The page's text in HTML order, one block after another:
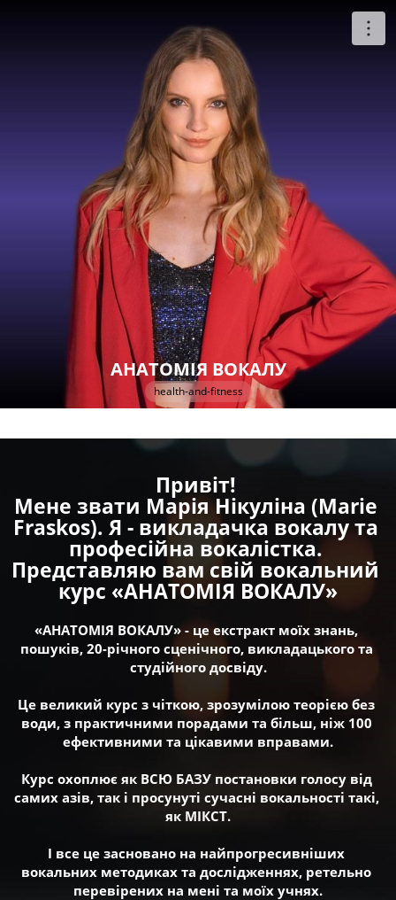
АНАТОМІЯ ВОКАЛУ
health-and-fitness
Привіт!
﻿Мене звати Марія Нікуліна (Marie
Fraskos). Я - викладачка вокалу та
професійна вокалістка.
Представляю вам свій вокальний
курс «АНАТОМІЯ ВОКАЛУ»
«АНАТОМІЯ ВОКАЛУ» - це екстракт моїх знань,
пошуків, 20-річного сценічного, викладацького та
студійного досвіду.
Це великий курс з чіткою, зрозумілою теорією без
води, з практичними порадами та більш, ніж 100
ефективними та цікавими вправами.
Курс охоплює як ВСЮ БАЗУ постановки голосу від
самих азів, так і просунуті сучасні вокальності такі,
як МІКСТ.
І все це засновано на найпрогресивніших
вокальних методиках та дослідженнях, ретельно
перевірених на мені та моїх учнях.